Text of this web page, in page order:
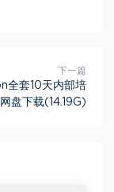
下一篇
全套10天内部培
盘下载(14.19G)